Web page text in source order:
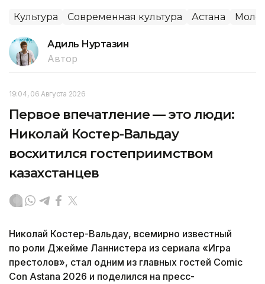
Культура Современная культура Астана
Адиль Нуртазин
Автор
19:04, 06 Августа 2026
Первое впечатление — это люди:
Николай Костер-Вальдау
восхитился гостеприимством
казахстанцев
Николай Костер-Вальдау, всемирно известный
по роли Джейме Ланнистера из сериала «Игра
престолов», стал одним из главных гостей Comic
Con Astana 2026 и поделился на пресс-